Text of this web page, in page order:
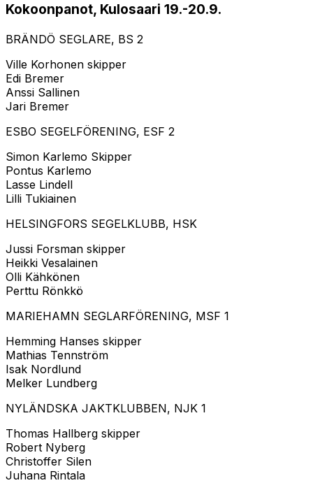
Kokoonpanot, Kulosaari 19.-20.9.
BRÄNDÖ SEGLARE, BS 2
Ville Korhonen skipper
Edi Bremer
Anssi Sallinen
Jari Bremer
ESBO SEGELFÖRENING, ESF 2
Simon Karlemo Skipper
Pontus Karlemo
Lasse Lindell
Lilli Tukiainen
HELSINGFORS SEGELKLUBB, HSK
Jussi Forsman skipper
Heikki Vesalainen
Olli Kähkönen
Perttu Rönkkö
MARIEHAMN SEGLARFÖRENING, MSF 1
Hemming Hanses skipper
Mathias Tennström
Isak Nordlund
Melker Lundberg
NYLÄNDSKA JAKTKLUBBEN, NJK 1
Thomas Hallberg skipper
Robert Nyberg
Christoffer Silen
Juhana Rintala